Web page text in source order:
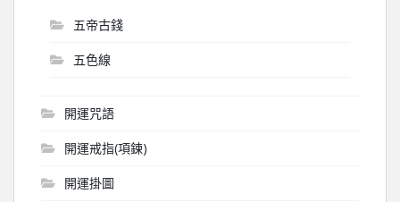
五帝古錢
五色線
開運咒語
開運戒指(項鍊)
開運掛圖